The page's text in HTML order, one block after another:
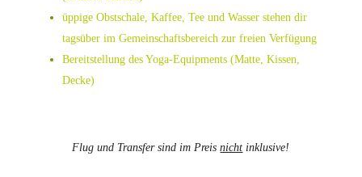
üppige Obstschale, Kaffee, Tee und Wasser stehen dir
tagsüber im Gemeinschaftsbereich zur freien Verfügung
Bereitstellung des Yoga-Equipments (Matte, Kissen,
Decke)
Flug und Transfer sind im Preisnicht inklusive!